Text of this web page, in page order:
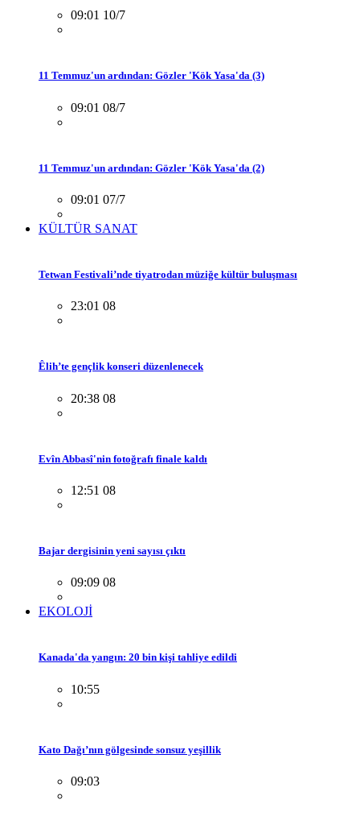
09:01 10/7
11 Temmuz'un ardından: Gözler 'Kök Yasa'da (3)
09:01 08/7
11 Temmuz'un ardından: Gözler 'Kök Yasa'da (2)
09:01 07/7
KÜLTÜR SANAT
Tetwan Festivali’nde tiyatrodan müziğe kültür buluşması
23:01 08
Êlih’te gençlik konseri düzenlenecek
20:38 08
Evîn Abbasî'nin fotoğrafı finale kaldı
12:51 08
Bajar dergisinin yeni sayısı çıktı
09:09 08
EKOLOJİ
Kanada'da yangın: 20 bin kişi tahliye edildi
10:55
Kato Dağı’nın gölgesinde sonsuz yeşillik
09:03